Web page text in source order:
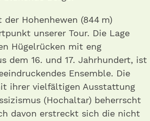
Hohenhe­wen (844 m)
unserer Tour. Die Lage
Hügelrücken mit eng
dem 16. und 17. Jahrhundert, ist
Ensemble. Die
ihrer vielfältigen Ausstattung
(Hochaltar) beherrscht
davon erstreckt sich die nicht